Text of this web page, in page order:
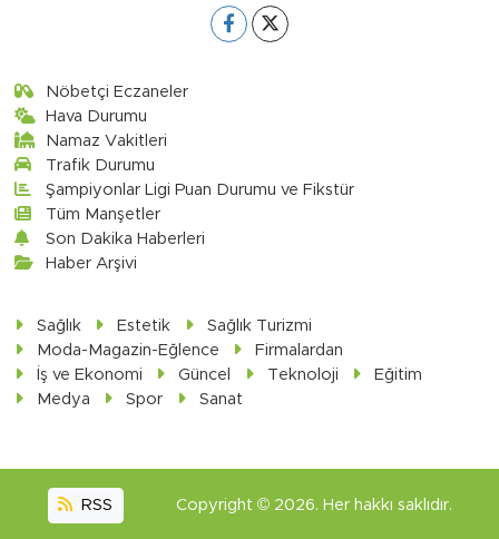
Nöbetçi Eczaneler
Hava Durumu
Namaz Vakitleri
Trafik Durumu
Şampiyonlar Ligi Puan Durumu ve Fikstür
Tüm Manşetler
Son Dakika Haberleri
Haber Arşivi
Sağlık Estetik
Sağlık Turizmi
Moda-Magazin-Eğlence
Firmalardan
İş ve Ekonomi
Güncel Teknoloji
Eğitim
Medya
Spor Sanat
RSS Copyright © 2026. Her hakkı saklıdır.